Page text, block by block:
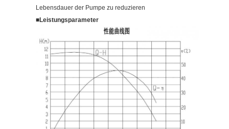
Lebensdauer der Pumpe zu reduzieren
■Leistungsparameter